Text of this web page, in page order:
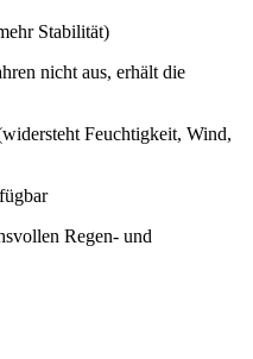
Stabilität)
nicht aus, erhält die
Feuchtigkeit, Wind,
Regen- und